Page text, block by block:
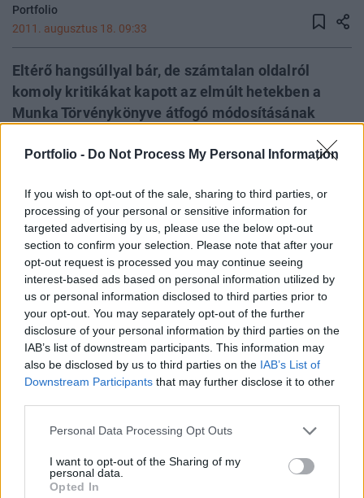
Portfolio - Do Not Process My Personal Information
If you wish to opt-out of the sale, sharing to third parties, or
processing of your personal or sensitive information for
targeted advertising by us, please use the below opt-out
section to confirm your selection. Please note that after your
opt-out request is processed you may continue seeing
interest-based ads based on personal information utilized by
us or personal information disclosed to third parties prior to
your opt-out. You may separately opt-out of the further
disclosure of your personal information by third parties on the
IAB’s list of downstream participants. This information may
also be disclosed by us to third parties on the IAB’s List of
Downstream Participants that may further disclose it to other
Personal Data Processing Opt Outs
I want to opt-out of the Sharing of my
personal data.
Opted In
Portfolio
2011. augusztus 18. 09:33
Eltérő hangsúllyal bár, de számtalan oldalról
komoly kritikákat kapott az elmúlt hetekben a
Munka Törvénykönyve átfogó módosításának
foglalkoztatási feltételek rugalmassá tétele
szabályozók még hiányoznak a tervezetből. Öt
fontos kiegészítő javaslatot mutatnak be, amely a
munkáltatói és munkavállalói érdekkel is
összhangban van.
Pontosabb szabályok a munkaidő-nyilvántartásra
vonatkozóan A koncepcióban szereplő szabályozás
továbbra sem tesz eleget annak a régi munkáltatói
igénynek, hogy pontos jogszabályi alapjai legyenek a
munkaügyi ellenőrzések során egyébként megkövetelt
írja elő...
KEDVES OLVASÓNK!